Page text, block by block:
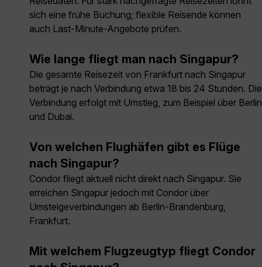
sich eine frühe Buchung; flexible Reisende können
auch Last-Minute-Angebote prüfen.
Wie lange fliegt man nach Singapur?
Die gesamte Reisezeit von Frankfurt nach Singapur
beträgt je nach Verbindung etwa 18 bis 24 Stunden. Die
Verbindung erfolgt mit Umstieg, zum Beispiel über Berlin
und Dubai.
Von welchen Flughäfen gibt es Flüge
nach Singapur?
Condor fliegt aktuell nicht direkt nach Singapur. Sie
erreichen Singapur jedoch mit Condor über
Umsteigeverbindungen ab Berlin-Brandenburg,
Frankfurt.
Mit welchem Flugzeugtyp fliegt Condor